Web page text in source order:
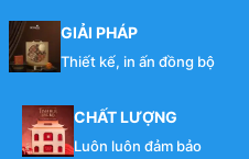
GIẢI PHÁP
Thiết kế, in ấn đồng bộ
CHẤT LƯỢNG
Luôn luôn đảm bảo